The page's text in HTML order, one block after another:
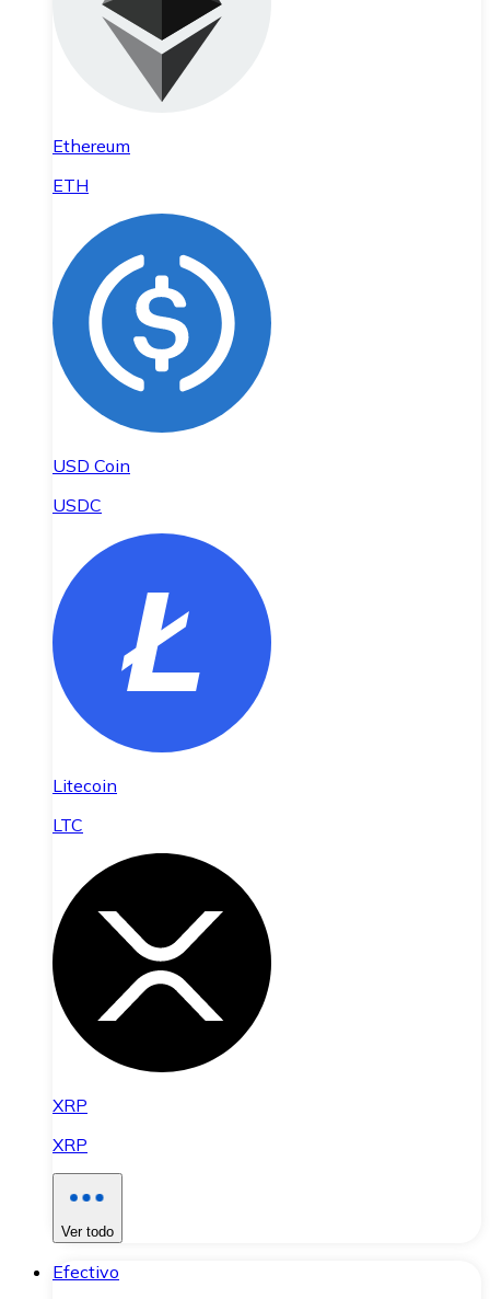
Ethereum
ETH
USD Coin
USDC
Litecoin
LTC
XRP
XRP
Ver todo
Efectivo